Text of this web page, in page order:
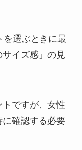
を選ぶときに最
サイズ感」の見
ですが、女性
確認する必要